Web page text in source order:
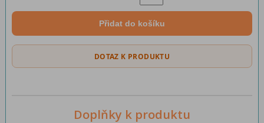
Přidat do košíku
DOTAZ K PRODUKTU
Doplňky k produktu